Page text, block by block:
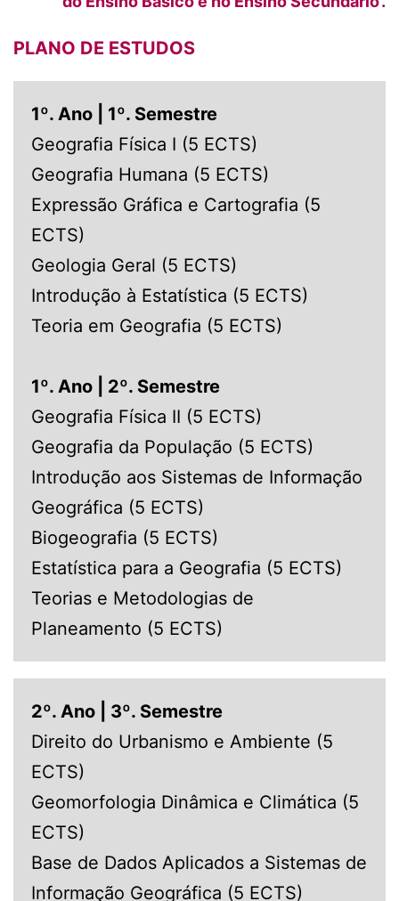
PLANO DE ESTUDOS
1º. Ano | 1º. Semestre
Geografia Física I (5 ECTS)
Geografia Humana (5 ECTS)
Expressão Gráfica e Cartografia (5
ECTS)
Geologia Geral (5 ECTS)
Introdução à Estatística (5 ECTS)
Teoria em Geografia (5 ECTS)
1º. Ano | 2º. Semestre
Geografia Física II (5 ECTS)
Geografia da População (5 ECTS)
Introdução aos Sistemas de Informação
Geográfica (5 ECTS)
Biogeografia (5 ECTS)
Estatística para a Geografia (5 ECTS)
Teorias e Metodologias de
Planeamento (5 ECTS)
2º. Ano | 3º. Semestre
Direito do Urbanismo e Ambiente (5
ECTS)
Geomorfologia Dinâmica e Climática (5
ECTS)
Base de Dados Aplicados a Sistemas de
Informação Geográfica (5 ECTS)